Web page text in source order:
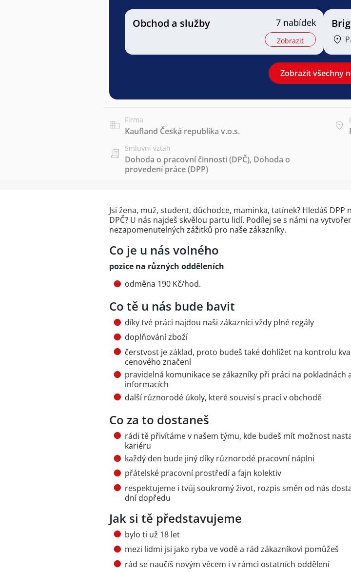
Obchod a služby 7 nabídek
Zobrazit
Zobrazit všechny
Firma
Kaufland Česká republika v.o.s.
Smluvní vztah
Dohoda o pracovní činnosti (DPČ), Dohoda o
provedení práce (DPP)
Jsi žena, muž, student, důchodce, maminka, tatínek? Hledáš DPP
DPČ? U nás najdeš skvělou partu lidí. Podílej se s námi na
nezapomenutelných zážitků pro naše zákazníky.
Co je u nás volného
pozice na různých odděleních
odměna 190 Kč/hod.
Co tě u nás bude bavit
díky tvé práci najdou naši zákazníci vždy plné regály
doplňování zboží
čerstvost je základ, proto budeš také dohlížet na kontrolu
cenového značení
pravidelná komunikace se zákazníky při práci na pokladnách
informacích
další různorodé úkoly, které souvisí s prací v obchodě
Co za to dostaneš
rádi tě přivítáme v našem týmu, kde budeš mít možnost
kariéru
každý den bude jiný díky různorodé pracovní náplni
přátelské pracovní prostředí a fajn kolektiv
respektujeme i tvůj soukromý život, rozpis směn od nás
dní dopředu
Jak si tě představujeme
bylo ti už 18 let
mezi lidmi jsi jako ryba ve vodě a rád zákazníkovi pomůžeš
rád se naučíš novým věcem i v rámci ostatních oddělení